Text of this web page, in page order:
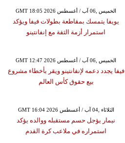
GMT 18:05 2026 الخميس ,06 آب / أغسطس
يويفا يتمسك بمقاطعة بطولات فيفا ويؤكد
استمرار أزمة الثقة مع إنفانتينو
GMT 12:47 2026 الخميس ,06 آب / أغسطس
فيفا يجدد دعمه لإنفانتينو ويقر بأخطاء مشروع
بيع حقوق كأس العالم
GMT 16:04 2026 الثلاثاء ,04 آب / أغسطس
نيمار يؤجل حسم مستقبله ووالده يؤكد
استمراره في ملاعب كرة القدم